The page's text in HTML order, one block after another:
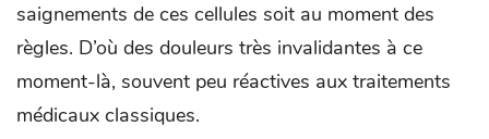
saignements de ces cellules soit au moment des
règles. D’où des douleurs très invalidantes à ce
moment-là, souvent peu réactives aux traitements
médicaux classiques.